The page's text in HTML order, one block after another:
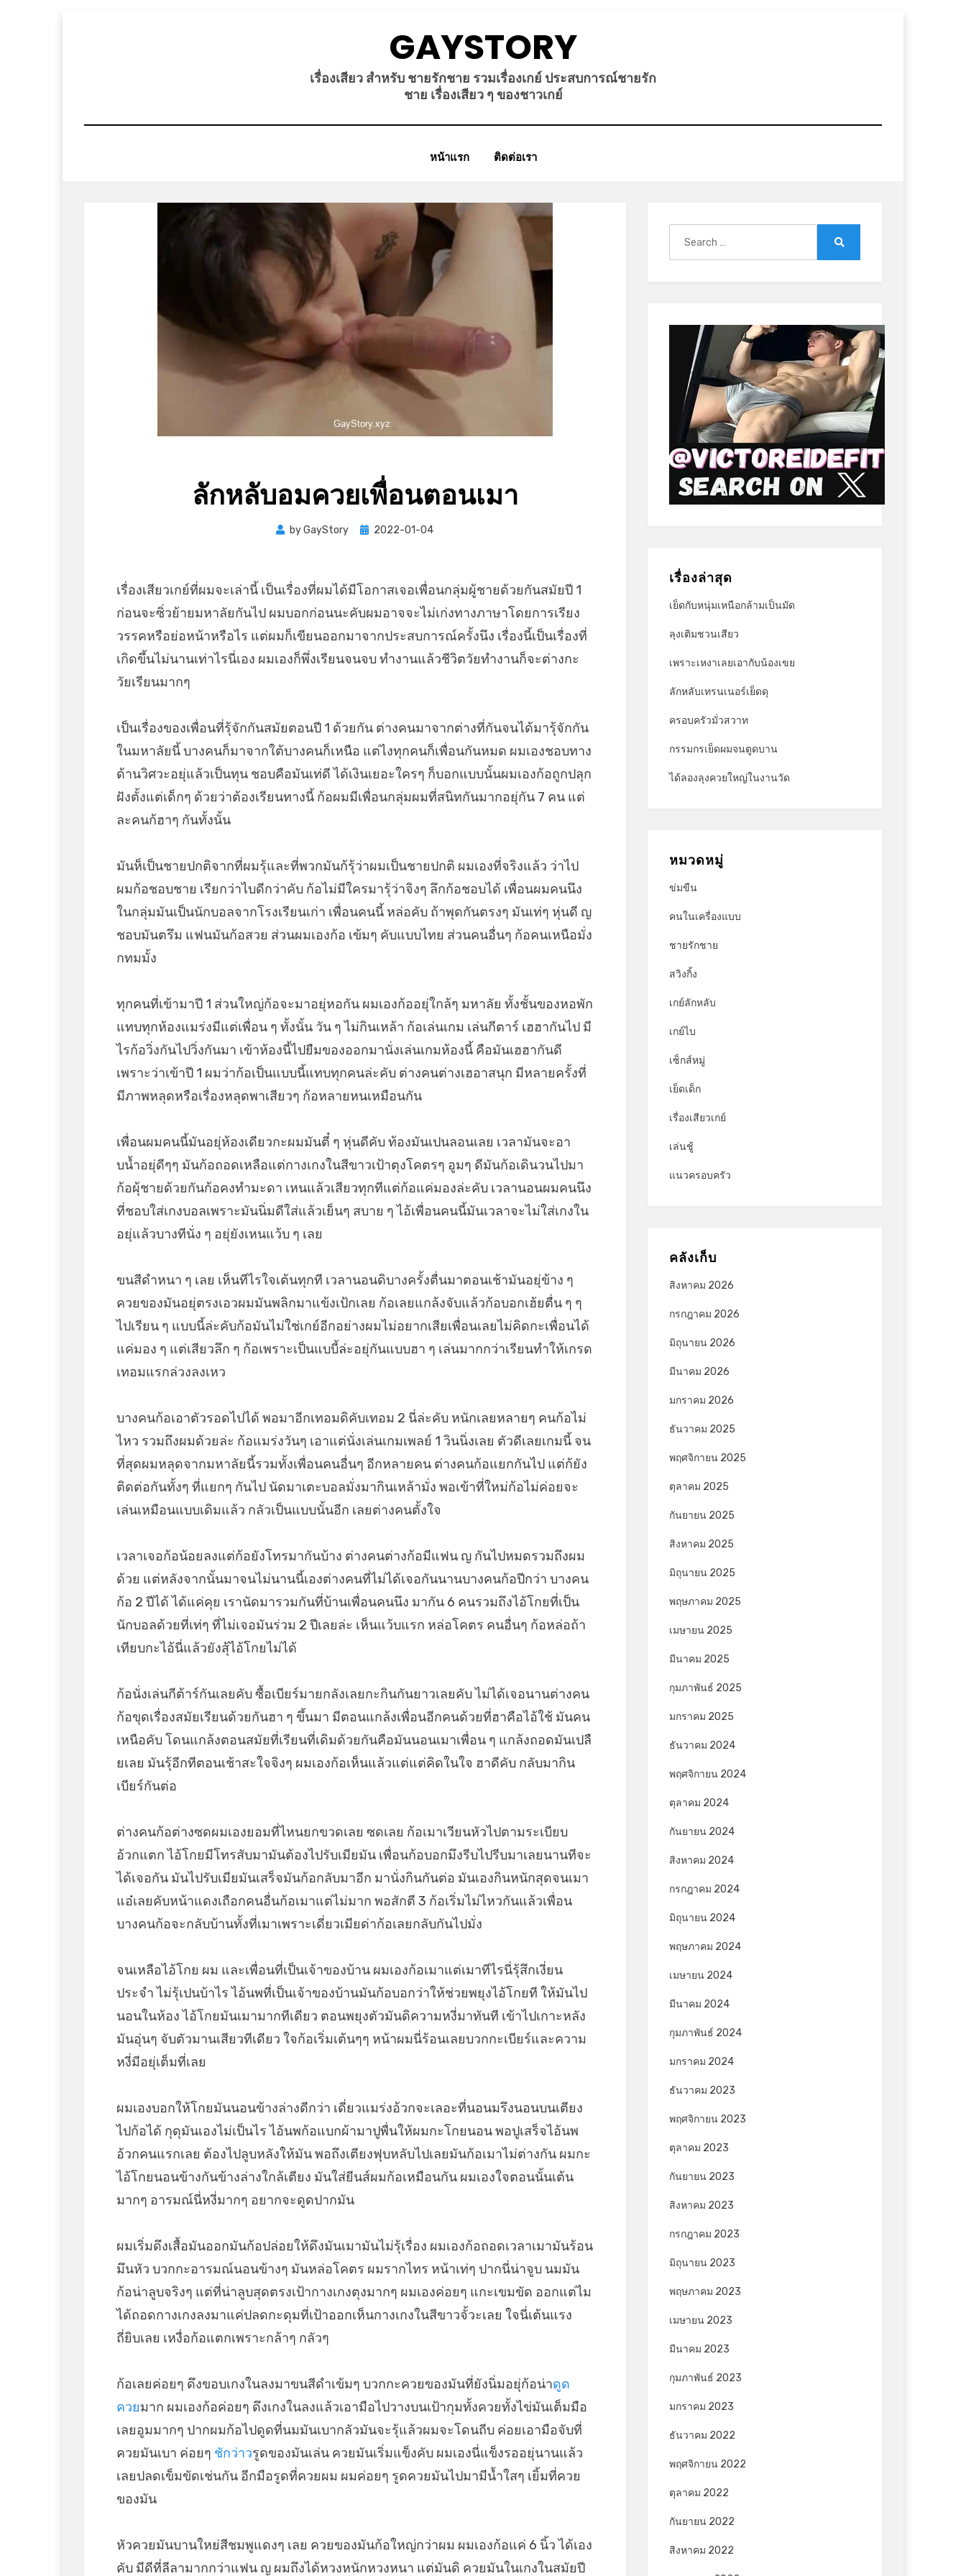
GAYSTORY
เรื่องเสียว สำหรับ ชายรักชาย รวมเรื่องเกย์ ประสบการณ์ชายรัก
ชาย เรื่องเสียว ๆ ของชาวเกย์
หน้าแรก ติดต่อเรา
ลักหลับอมควยเพื่อนตอนเมา
byGayStory
Posted
2022-01-04
เรื่องเสียวเกย์ที่ผมจะเล่านี้ เป็นเรื่องที่ผมได้มีโอกาสเจอเพื่อนกลุ่มผู้ชายด้วยกันสมัยปี 1
ก่อนจะซิ่วย้ายมหาลัยกันไป ผมบอกก่อนนะคับผมอาจจะไม่เก่งทางภาษาโดยการเรียง
วรรคหรือย่อหน้าหรือไร แต่ผมก็เขียนออกมาจากประสบการณ์ครั้งนึง เรื่องนี้เป็นเรื่องที่
เกิดขึ้นไม่นานเท่าไรนี่เอง ผมเองก็พึ่งเรียนจนจบ ทำงานแล้วชีวิตวัยทำงานก็จะต่างกะ
วัยเรียนมากๆ
เป็นเรื่องของเพื่อนที่รุ้จักกันสมัยตอนปี 1 ด้วยกัน ต่างคนมาจากต่างที่กันจนได้มารุ้จักกัน
ในมหาลัยนี้ บางคนก็มาจากใต้บางคนก็เหนือ แต่ไงทุกคนก็เพื่อนกันหมด ผมเองชอบทาง
ด้านวิศวะอยุ่แล้วเป็นทุน ชอบคือมันเท่ดี ได้เงินเยอะใครๆ ก็บอกแบบนั้นผมเองก้อถูกปลุก
ฝังตั้งแต่เด็กๆ ด้วยว่าต้องเรียนทางนี้ ก้อผมมีเพื่อนกลุ่มผมที่สนิทกันมากอยุ่กัน 7 คน แต่
ละคนก้ฮาๆ กันทั้งนั้น
มันห็เป็นชายปกติจากที่ผมรุ้และที่พวกมันก้รุ้ว่าผมเป็นชายปกติ ผมเองที่จริงแล้ว ว่าไป
ผมก้อชอบชาย เรียกว่าไบดีกว่าคับ ก้อไม่มีใครมารุ้ว่าจิงๆ ลึกก้อชอบได้ เพื่อนผมคนนึง
ในกลุ่มมันเป็นนักบอลจากโรงเรียนเก่า เพื่อนคนนี้ หล่อคับ ถ้าพุดกันตรงๆ มันเท่ๆ หุ่นดี ญ
ชอบมันตรึม แฟนมันก้อสวย ส่วนผมเองก้อ เข้มๆ คับแบบไทย ส่วนคนอื่นๆ ก้อคนเหนือมั่ง
กทมมั้ง
ทุกคนที่เข้ามาปี 1 ส่วนใหญ่ก้อจะมาอยุ่หอกัน ผมเองก้ออยุ่ใกล้ๆ มหาลัย ทั้งชั้นของหอพัก
แทบทุกห้องแมร่งมีแต่เพื่อน ๆ ทั้งนั้น วัน ๆ ไม่กินเหล้า ก้อเล่นเกม เล่นกีตาร์ เฮฮากันไป มี
ไรก้อวิ่งกันไปวิ่งกันมา เข้าห้องนี้ไปยืมของออกมานั่งเล่นเกมห้องนี้ คือมันเฮฮากันดี
เพราะว่าเข้าปี 1 ผมว่าก้อเป็นแบบนี้แทบทุกคนล่ะคับ ต่างคนต่างเฮอาสนุก มีหลายครั้งที่
มีภาพหลุดหรือเรื่องหลุดพาเสียวๆ ก้อหลายหนเหมือนกัน
เพื่อนผมคนนี้มันอยุ่ห้องเดียวกะผมมันตี๋ ๆ หุ่นดีคับ ท้องมันเปนลอนเลย เวลามันจะอา
บน้ำอยุ่ดีๆๆ มันก้อถอดเหลือแต่กางเกงในสีขาวเป้าตุงโคตรๆ อูมๆ ดีมันก้อเดินวนไปมา
ก้อผุ้ชายด้วยกันก้อคงทำมะดา เหนแล้วเสียวทุกทีแต่ก้อแค่มองล่ะคับ เวลานอนผมคนนึง
ที่ชอบใส่เกงบอลเพราะมันนิ่มดีใส่แล้วเย็นๆ สบาย ๆ ไอ้เพื่อนคนนี้มันเวลาจะไม่ใส่เกงใน
อยุ่แล้วบางทีนั่ง ๆ อยุ่ยังเหนแว้บ ๆ เลย
ขนสีดำหนา ๆ เลย เห็นทีไรใจเต้นทุกที เวลานอนดิบางครั้งตื่นมาตอนเช้ามันอยุ่ข้าง ๆ
ควยของมันอยุ่ตรงเอวผมมันพลิกมาแข้งเป้กเลย ก้อเลยแกล้งจับแล้วก้อบอกเฮ้ยตื่น ๆ ๆ
ไปเรียน ๆ แบบนี้ล่ะคับก้อมันไม่ใช่เกย์อีกอย่างผมไม่อยากเสียเพื่อนเลยไม่คิดกะเพื่อนได้
แค่มอง ๆ แต่เสียวลึก ๆ ก้อเพราะเป็นแบบี้ล่ะอยุ่กันแบบฮา ๆ เล่นมากกว่าเรียนทำให้เกรด
เทอมแรกล่วงลงเหว
บางคนก้อเอาตัวรอดไปได้ พอมาอีกเทอมดิคับเทอม 2 นี่ล่ะคับ หนักเลยหลายๆ คนก้อไม่
ไหว รวมถึงผมด้วยล่ะ ก้อแมร่งวันๆ เอาแต่นั่งเล่นเกมเพลย์ 1 วินนิ่งเลย ตัวดีเลยเกมนี้ จน
ที่สุดผมหลุดจากมหาลัยนี้รวมทั้งเพื่อนคนอื่นๆ อีกหลายคน ต่างคนก้อแยกกันไป แต่ก้ยัง
ติดต่อกันทั้งๆ ที่แยกๆ กันไป นัดมาเตะบอลมั่งมากินเหล้ามั่ง พอเข้าที่ใหม่ก้อไม่ค่อยจะ
เล่นเหมือนแบบเดิมแล้ว กลัวเป็นแบบนั้นอีก เลยต่างคนตั้งใจ
เวลาเจอก้อน้อยลงแต่ก้อยังโทรมากันบ้าง ต่างคนต่างก้อมีแฟน ญ กันไปหมดรวมถึงผม
ด้วย แต่หลังจากนั้นมาจนไม่นานนี้เองต่างคนที่ไม่ได้เจอกันนานบางคนก้อปีกว่า บางคน
ก้อ 2 ปีได้ ได้แค่คุย เรานัดมารวมกันที่บ้านเพื่อนคนนึง มากัน 6 คนรวมถึงไอ้โกยที่เป็น
นักบอลด้วยที่เท่ๆ ที่ไม่เจอมันร่วม 2 ปีเลยล่ะ เห็นแว้บแรก หล่อโคตร คนอื่นๆ ก้อหล่อถ้า
เทียบกะไอ้นี่แล้วยังสุ้ไอ้โกยไม่ได้
ก้อนั่งเล่นกีต้าร์กันเลยคับ ซื้อเบียร์มายกลังเลยกะกินกันยาวเลยคับ ไม่ได้เจอนานต่างคน
ก้อขุดเรื่องสมัยเรียนด้วยกันฮา ๆ ขึ้นมา มีตอนแกล้งเพื่อนอีกคนด้วยที่ฮาคือไอ้ใช้ มันคน
เหนือคับ โดนแกล้งตอนสมัยที่เรียนที่เดิมด้วยกันคือมันนอนเมาเพื่อน ๆ แกล้งถอดมันเปลื
ยเลย มันรุ้อีกทีตอนเช้าสะใจจิงๆ ผมเองก้อเห็นแล้วแต่แต่คิดในใจ ฮาดีคับ กลับมากิน
เบียร์กันต่อ
ต่างคนก้อต่างซดผมเองยอมที่ไหนยกขวดเลย ซดเลย ก้อเมาเวียนหัวไปตามระเบียบ
อ้วกแตก ไอ้โกยมีโทรสับมามันต้องไปรับเมียมัน เพื่อนก้อบอกมึงรีบไปรีบมาเลยนานทีจะ
ได้เจอกัน มันไปรับเมียมันเสร็จมันก้อกลับมาอีก มานั่งกินกันต่อ มันเองกินหนักสุดจนเมา
แอ๋เลยคับหน้าแดงเถือกคนอื่นก้อเมาแต่ไม่มาก พอสักตี 3 ก้อเริ่มไม่ไหวกันแล้วเพื่อน
บางคนก้อจะกลับบ้านทั้งที่เมาเพราะเดี่ยวเมียด่าก้อเลยกลับกันไปมั่ง
จนเหลือไอ้โกย ผม และเพื่อนที่เป็นเจ้าของบ้าน ผมเองก้อเมาแต่เมาทีไรนี่รุ้สึกเงี่ยน
ประจำ ไม่รุ้เปนบ้าไร ไอ้นพที่เป็นเจ้าของบ้านมันก้อบอกว่าให้ช่วยพยุงไอ้โกยที ให้มันไป
นอนในห้อง ไอ้โกยมันเมามากทีเดียว ตอนพยุงตัวมันดิความหงี่มาทันที เข้าไปเกาะหลัง
มันอุ่นๆ จับตัวมานเสียวทีเดียว ใจก้อเริ่มเต้นๆๆ หน้าผมนี่ร้อนเลยบวกกะเบียร์และความ
หงี่มีอยุ่เต็มที่เลย
ผมเองบอกให้โกยมันนอนข้างล่างดีกว่า เดี่ยวแมร่งอ้วกจะเลอะที่นอนมรึงนอนบนเตียง
ไปก้อได้ กุดุมันเองไม่เป็นไร ไอ้นพก้อแบกผ้ามาปูพื่นให้ผมกะโกยนอน พอปูเสร็จไอ้นพ
อ้วกคนแรกเลย ต้องไปลูบหลังให้มัน พอถึงเตียงฟุบหลับไปเลยมันก้อเมาไม่ต่างกัน ผมกะ
ไอ้โกยนอนข้างกันข้างล่างใกล้เตียง มันใส่ยีนส์ผมก้อเหมือนกัน ผมเองใจตอนนั้นเต้น
มากๆ อารมณ์นี่หงี่มากๆ อยากจะดูดปากมัน
ผมเริ่มดึงเสื้อมันออกมันก้อปล่อยให้ดึงมันเมามันไม่รุ้เรื่อง ผมเองก้อถอดเวลาเมามันร้อน
มึนหัว บวกกะอารมณ์นอนข้างๆ มันหล่อโคตร ผมรากไทร หน้าเท่ๆ ปากนี่น่าจูบ นมมัน
ก้อน่าลูบจริงๆ แต่ที่น่าลูบสุดตรงเป้ากางเกงตุงมากๆ ผมเองค่อยๆ แกะเขมขัด ออกแต่ไม
ได้ถอดกางเกงลงมาแค่ปลดกะดุมที่เป้าออกเห็นกางเกงในสีขาวจั้วะเลย ใจนี่เต้นแรง
ถี่ยิบเลย เหงื่อก้อแตกเพราะกล้าๆ กลัวๆ
ก้อเลยค่อยๆ ดึงขอบเกงในลงมาขนสีดำเข้มๆ บวกกะควยของมันที่ยังนิ่มอยุ่ก้อน่าดูด
ควยมาก ผมเองก้อค่อยๆ ดึงเกงในลงแล้วเอามือไปวางบนเป้ากุมทั้งควยทั้งไข่มันเต็มมือ
เลยอูมมากๆ ปากผมก้อไปดูดที่นมมันเบากลัวมันจะรุ้แล้วผมจะโดนถีบ ค่อยเอามือจับที่
ควยมันเบา ค่อยๆ ชักว่าวรูดของมันเล่น ควยมันเริ่มแข็งคับ ผมเองนี่แข็งรออยุ่นานแล้ว
เลยปลดเข็มขัดเช่นกัน อีกมือรูดที่ควยผม ผมค่อยๆ รูดควยมันไปมามีน้ำใสๆ เยิ้มที่ควย
ของมัน
หัวควยมันบานใหย่สีชมพูแดงๆ เลย ควยของมันก้อใหญ่กว่าผม ผมเองก้อแค่ 6 นิ้ว ได้เอง
คับ มีดีที่ลีลามากกว่าแฟน ญ ผมถึงได้หวงหนักหวงหนา แต่มันดิ ควยมันในเกงในสมัยปี
เรื่องล่าสุด
เย็ดกับหนุ่มเหนือกล้ามเป็นมัด
ลุงเติมชวนเสียว
เพราะเหงาเลยเอากับน้องเขย
ลักหลับเทรนเนอร์เย็ดดุ
ครอบครัวมั่วสวาท
กรรมกรเย็ดผมจนตูดบาน
ได้ลองลุงควยใหญ่ในงานวัด
หมวดหมู่
ข่มขืน
คนในเครื่องแบบ
ชายรักชาย
สวิงกิ้ง
เกย์ลักหลับ
เกย์ไบ
เซ็กส์หมู่
เย็ดเด็ก
เรื่องเสียวเกย์
เล่นชู้
แนวครอบครัว
คลังเก็บ
สิงหาคม 2026
กรกฎาคม 2026
มิถุนายน 2026
มีนาคม 2026
มกราคม 2026
ธันวาคม 2025
พฤศจิกายน 2025
ตุลาคม 2025
กันยายน 2025
สิงหาคม 2025
มิถุนายน 2025
พฤษภาคม 2025
เมษายน 2025
มีนาคม 2025
กุมภาพันธ์ 2025
มกราคม 2025
ธันวาคม 2024
พฤศจิกายน 2024
ตุลาคม 2024
กันยายน 2024
สิงหาคม 2024
กรกฎาคม 2024
มิถุนายน 2024
พฤษภาคม 2024
เมษายน 2024
มีนาคม 2024
กุมภาพันธ์ 2024
มกราคม 2024
ธันวาคม 2023
พฤศจิกายน 2023
ตุลาคม 2023
กันยายน 2023
สิงหาคม 2023
กรกฎาคม 2023
มิถุนายน 2023
พฤษภาคม 2023
เมษายน 2023
มีนาคม 2023
กุมภาพันธ์ 2023
มกราคม 2023
ธันวาคม 2022
พฤศจิกายน 2022
ตุลาคม 2022
กันยายน 2022
สิงหาคม 2022